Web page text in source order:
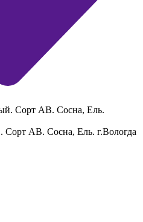
АВ. Сосна, Ель. г.Вологда